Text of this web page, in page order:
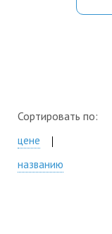
Сортировать по:
цене
названию